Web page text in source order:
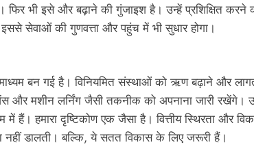
भी इसे और बढ़ाने की गुंजाइश है। उन्हें प्रशिक्षित
सेवाओं की गुणवत्ता और पहुंच में भी सुधार होगा।
बन गई है। विनियमित संस्थाओं को ऋण बढ़ाने और
और मशीन लर्निंग जैसी तकनीक को अपनाना जारी रखेंगे।
हैं। हमारा दृष्टिकोण एक जैसा है। वित्तीय स्थिरता और
नहीं डालती। बल्कि, ये सतत विकास के लिए जरूरी हैं।